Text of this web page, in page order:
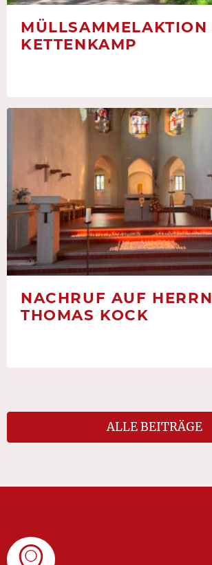
MÜLLSAMMELAKTION
KETTENKAMP
NACHRUF AUF
THOMAS KOCK
ALLE BEITRÄGE